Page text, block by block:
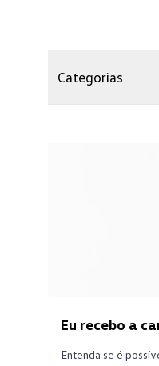
Categorias
Eu recebo a
Entenda se é